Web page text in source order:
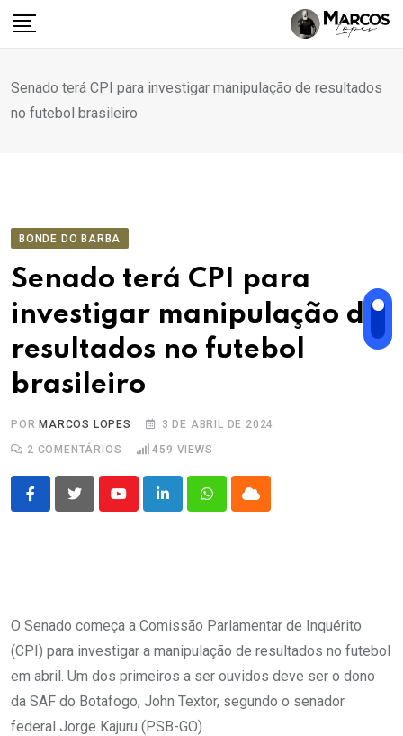
para
conteúdo
Senado terá CPI para investigar manipulação de resultados
no futebol brasileiro
BONDE DO BARBA
Senado terá CPI para
investigar manipulação de
resultados no futebol
brasileiro
PORMARCOS LOPES
3 DE ABRIL DE 2024
2 COMENTÁRIOS 459 VIEWS
YoutubeLinkedInWhatsappCloud
O Senado começa a Comissão Parlamentar de Inquérito
(CPI) para investigar a manipulação de resultados no futebol
em abril. Um dos primeiros a ser ouvidos deve ser o dono
da SAF do Botafogo, John Textor, segundo o senador
federal Jorge Kajuru (PSB-GO).